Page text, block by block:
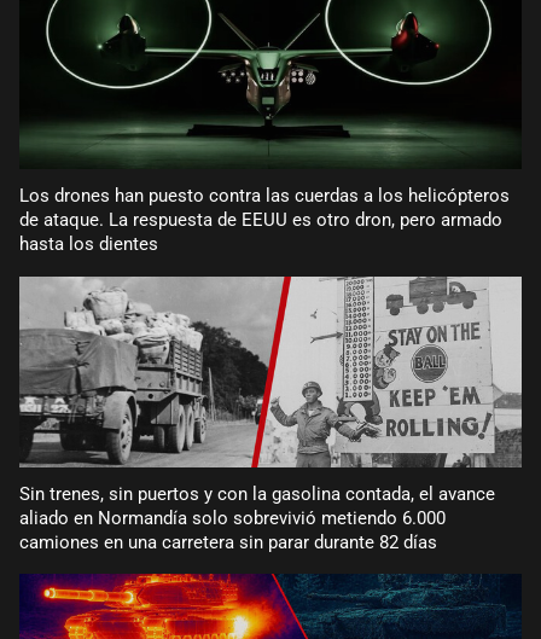
Los drones han puesto contra las cuerdas a los helicópteros
de ataque. La respuesta de EEUU es otro dron, pero armado
hasta los dientes
Sin trenes, sin puertos y con la gasolina contada, el avance
aliado en Normandía solo sobrevivió metiendo 6.000
camiones en una carretera sin parar durante 82 días